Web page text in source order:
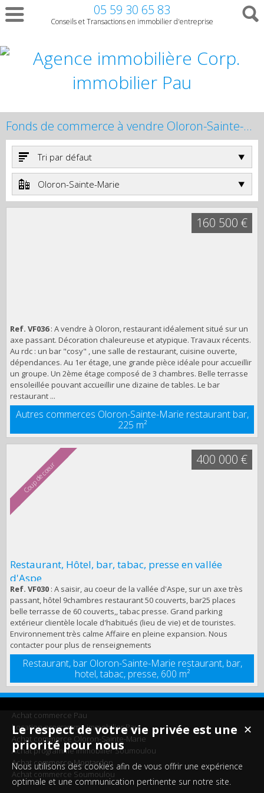
05 59 30 65 83
Conseils et Transactions en immobilier d'entreprise
Fonds de commerce à vendre Oloron-Sainte-Marie
Tri par défaut
Oloron-Sainte-Marie
Ref. VF036: A vendre à Oloron, restaurant idéalement situé sur un
axe passant. Décoration chaleureuse et atypique. Travaux récents.
Au rdc : un bar "cosy" , une salle de restaurant, cuisine ouverte,
dépendances. Au 1er étage, une grande pièce idéale pour accueillir
un groupe. Un 2ème étage composé de 3 chambres. Belle terrasse
ensoleillée pouvant accueillir une dizaine de tables. Le bar
restaurant ...
Autres commerces Oloron-Sainte-Marie restaurant bar,
225 m²
160 500 €
Coup de cœur
Restaurant, Hôtel, bar, tabac, presse en vallée
d'Aspe
Ref. VF030 : A saisir, au coeur de la vallée d'Aspe, sur un axe très
passant, hôtel 9chambres restaurant 50 couverts, bar25 places
belle terrasse de 60 couverts,, tabac presse. Grand parking
extérieur clientèle locale d'habitués (lieu de vie) et de touristes.
Environnement très calme Affaire en pleine expansion. Nous
contacter pour plus de renseignements
Restaurant, bar Oloron-Sainte-Marie restaurant, bar,
hotel, tabac, presse, 600 m²
400 000 €
Achat commerce Pau
Location programme immobilier Pau
Achat commerce Oloron-Sainte-Marie
Achat programme immobilier Soumoulou
Achat commerce Montardon
Achat commerce Soumoulou
✕
Le respect de votre vie privée est une
priorité pour nous
Nous utilisons des cookies afin de vous offrir une expérience
optimale et une communication pertinente sur notre site.